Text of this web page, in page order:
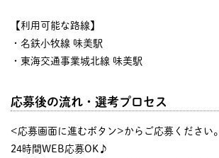
【利用可能な路線】
・名鉄小牧線 味美駅
・東海交通事業城北線 味美駅
応募後の流れ・選考プロセス
<応募画面に進むボタン>からご応募ください。
24時間WEB応募OK♪